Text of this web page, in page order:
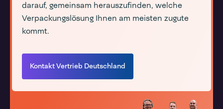
darauf, gemeinsam herauszufinden, welche
Verpackungslösung Ihnen am meisten zugute
kommt.
Kontakt Vertrieb Deutschland